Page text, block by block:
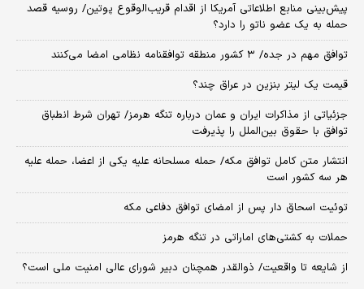
پیش‌بینی منابع اطلاعاتی آمریکا از اقدام قریب‌الوقوع پوتین/ روسیه قصد
حمله به یک عضو ناتو را دارد؟
توافق مهم در جده/ ۳ کشور منطقه توافقنامه نظامی امضا می‌کنند
قیمت یک لیتر بنزین در عراق چند؟
جزئیاتی از مذاکرات ایران و عمان درباره تنگه هرمز/ تهران شرط انطباق
توافق با حقوق بین‌الملل را پذیرفت
انتشار متن کامل توافق مکه/ حمله مسلحانه علیه یکی از اعضا، حمله علیه
هر سه کشور است
توئیت اسحاق دار پس از امضای توافق دفاعی مکه
حملات به کشتی‌های اماراتی در تنگه هرمز
از شایعه تا واقعیت/ ذوالقدر همچنان دبیر شورای ‌عالی امنیت ملی است؟